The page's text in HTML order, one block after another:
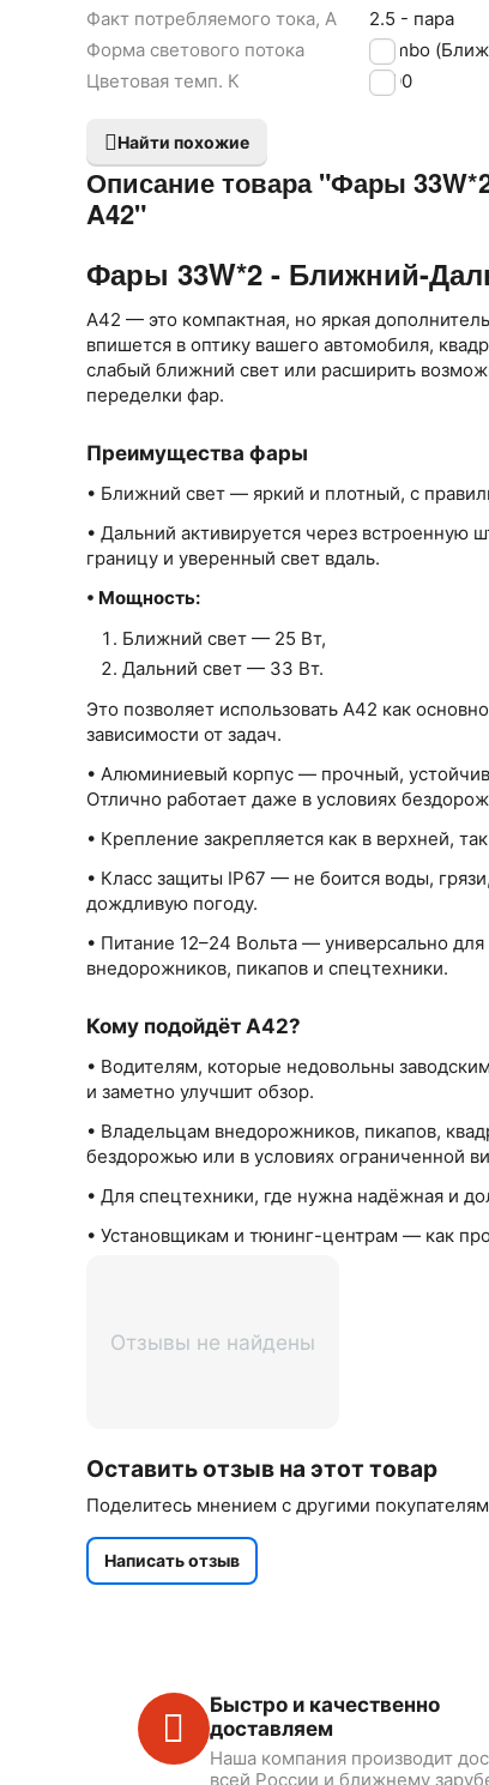
Факт потребляемого тока, А
2.5 - пара
Форма светового потока
Combo
Цветовая темп. К
6000
Найти похожие
Описание товара "Фары
A42"
Фары 33W*2 - Ближний-
A42 — это компактная, но яркая
впишется в оптику вашего автомобиля,
слабый ближний свет или расширить
переделки фар.
Преимущества фары
• Ближний свет — яркий и плотный, с
• Дальний активируется через встроенную
границу и уверенный свет вдаль.
• Мощность:
Ближний свет — 25 Вт,
Дальний свет — 33 Вт.
Это позволяет использовать A42 как
зависимости от задач.
• Алюминиевый корпус — прочный,
Отлично работает даже в условиях
• Крепление закрепляется как в верхней,
• Класс защиты IP67 — не боится воды,
дождливую погоду.
• Питание 12–24 Вольта — универсально
внедорожников, пикапов и спецтехники.
Кому подойдёт A42?
• Водителям, которые недовольны
и заметно улучшит обзор.
• Владельцам внедорожников, пикапов,
бездорожью или в условиях ограниченной
• Для спецтехники, где нужна надёжная и
• Установщикам и тюнинг-центрам — как
Отзывы не найдены
Оставить отзыв на этот товар
Поделитесь мнением с другими
Написать отзыв
Быстро и качественно
доставляем
Наша компания производит
всей России и ближнему